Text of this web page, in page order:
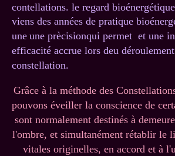
contellations. le regard
viens des années de pratique
une une prècisionqui permet et une
efficacité accrue lors deu
constellation.
Grâce à la méthode des
pouvons éveiller la conscience de
sont normalement destinés à
l'ombre, et simultanément rétablir le
vitales originelles, en accord et à